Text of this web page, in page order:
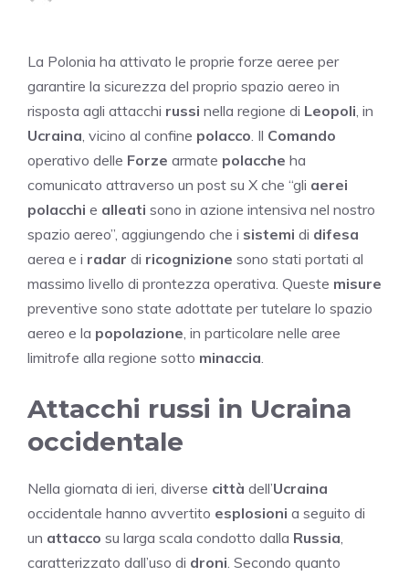
La Polonia ha attivato le proprie forze aeree per
garantire la sicurezza del proprio spazio aereo in
risposta agli attacchi russi nella regione di Leopoli, in
Ucraina, vicino al confine polacco. Il Comando
operativo delle Forze armate polacche ha
comunicato attraverso un post su X che “gli aerei
polacchi e alleati sono in azione intensiva nel nostro
spazio aereo”, aggiungendo che i sistemi di difesa
aerea e i radar di ricognizione sono stati portati al
massimo livello di prontezza operativa. Queste misure
preventive sono state adottate per tutelare lo spazio
aereo e la popolazione, in particolare nelle aree
limitrofe alla regione sotto minaccia.
Attacchi russi in Ucraina
occidentale
Nella giornata di ieri, diverse città dell’Ucraina
occidentale hanno avvertito esplosioni a seguito di
un attacco su larga scala condotto dalla Russia,
caratterizzato dall’uso di droni. Secondo quanto